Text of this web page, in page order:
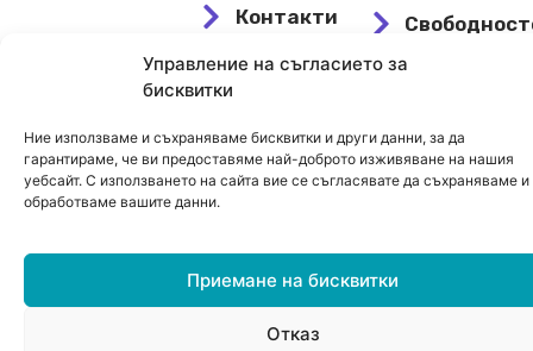
Управление на съгласието за
бисквитки
Ние използваме и съхраняваме бисквитки и други данни, за да
гарантираме, че ви предоставяме най-доброто изживяване на нашия
уебсайт. С използването на сайта вие се съгласявате да съхраняваме и
обработваме вашите данни.
Приемане на бисквитки
Отказ
Контакти
Магазин
Охлаждане
Намалени